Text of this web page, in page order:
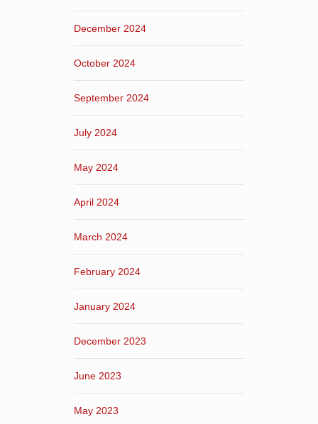
December 2024
October 2024
September 2024
July 2024
May 2024
April 2024
March 2024
February 2024
January 2024
December 2023
June 2023
May 2023